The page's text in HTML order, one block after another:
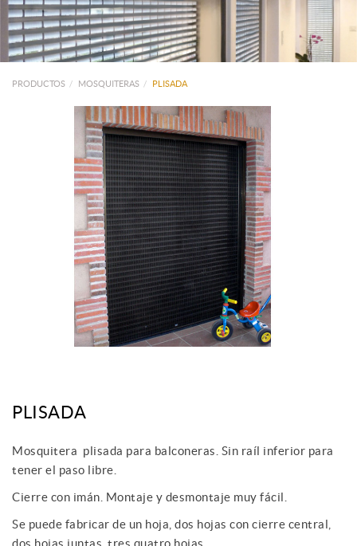
PRODUCTOS MOSQUITERAS PLISADA
PLISADA
Mosquitera plisada para balconeras. Sin raíl inferior para
tener el paso libre.
Cierre con imán. Montaje y desmontaje muy fácil.
Se puede fabricar de un hoja, dos hojas con cierre central,
dos hojas juntas, tres,quatro hojas.